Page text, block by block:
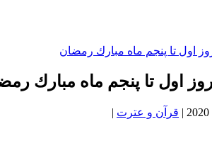
روز اول تا پنجم ماه مبارك
| قرآن و عترت |